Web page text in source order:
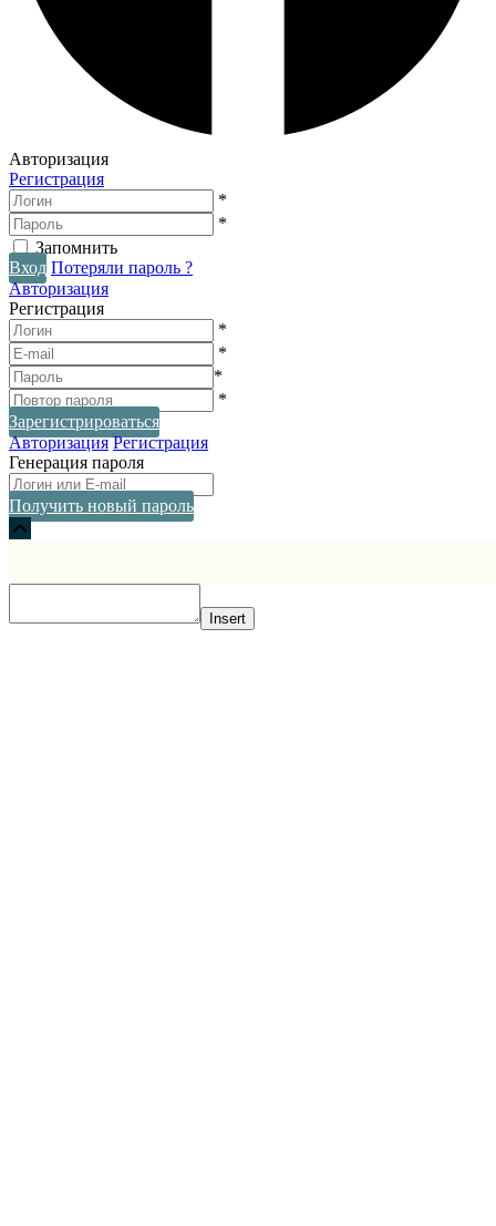
Авторизация
Регистрация
*
*
Запомнить
Вход Потеряли пароль ?
Авторизация
Регистрация
*
*
*
*
Зарегистрироваться
Авторизация Регистрация
Генерация пароля
Получить новый пароль
Прокрутка
Insert